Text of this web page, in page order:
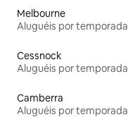
Melbourne
Aluguéis por temporada
Cessnock
Aluguéis por temporada
Camberra
Aluguéis por temporada